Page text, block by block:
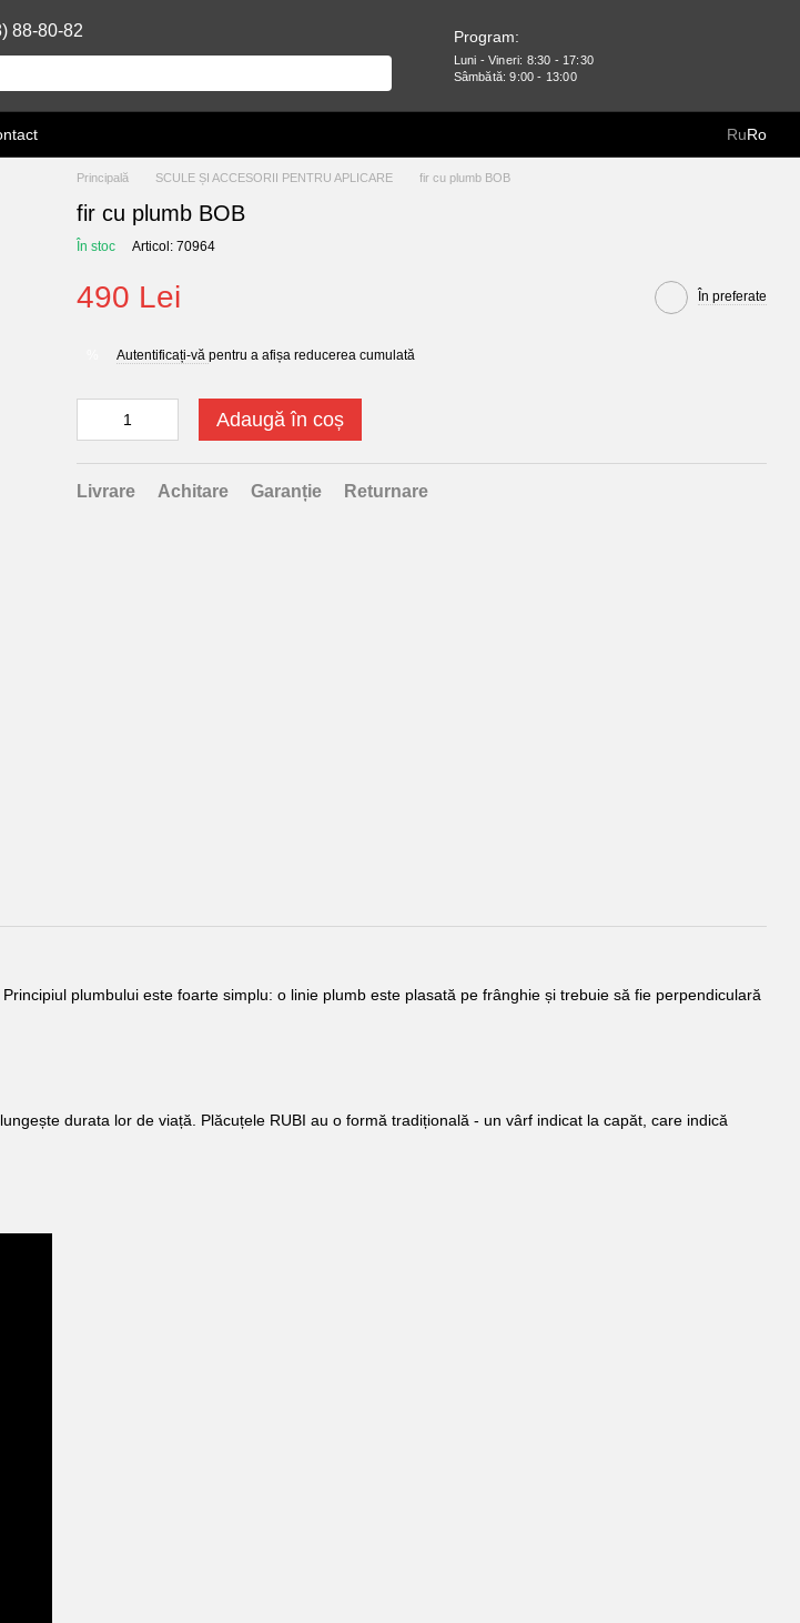
88-80-82 Program:
Luni - Vineri: 8:30 - 17:30
Sâmbătă: 9:00 - 13:00
RuRo
Principală SCULE ȘI ACCESORII PENTRU APLICARE fir cu plumb BOB
fir cu plumb BOB
În stoc Articol: 70964
490 Lei În preferate
Autentificați-vă pentru a afișa reducerea cumulată
Adaugă în coș
Livrare Achitare Garanție Returnare
plumbului este foarte simplu: o linie plumb este plasată pe frânghie și trebuie să fie perpendiculară
durata lor de viață. Plăcuțele RUBI au o formă tradițională - un vârf indicat la capăt, care indică